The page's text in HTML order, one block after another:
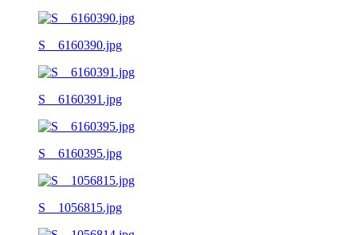
S__6160390.jpg
S__6160391.jpg
S__6160395.jpg
S__1056815.jpg